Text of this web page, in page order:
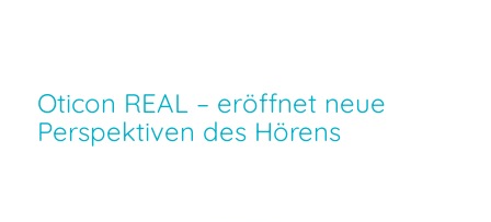
Oticon REAL – eröffnet neue
Perspektiven des Hörens